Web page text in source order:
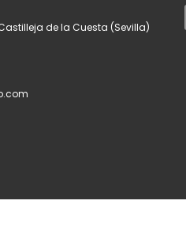
de la Cuesta (Sevilla)